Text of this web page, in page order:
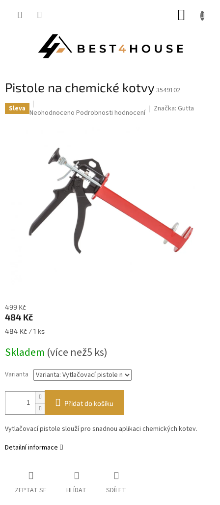
Pistole na chemické kotvy 3549102
Sleva Průměrné
hvězdiček.
Neohodnoceno Podrobnosti hodnocení Značka: Gutta
499 Kč
484 Kč
Měrná
484 Kč / 1 ks
Skladem (více než5 ks)
Varianta
Přidat do košíku
Vytlačovací pistole slouží pro snadnou aplikaci chemických kotev.
Detailní informace
ZEPTAT SE HLÍDAT SDÍLET